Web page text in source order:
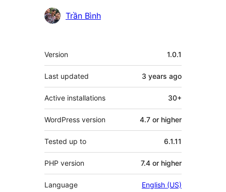
Contributors
Trần Bình
Meta
Version 1.0.1
Last updated 3 years ago
Active installations 30+
WordPress version 4.7 or higher
Tested up to 6.1.11
PHP version 7.4 or higher
Language English (US)